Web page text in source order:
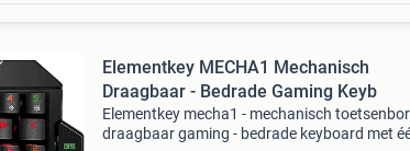
Elementkey MECHA1 Mechanisch
Draagbaar - Bedrade Gaming Keyb
Elementkey mecha1 - mechanisch
draagbaar gaming - bedrade keyboard met